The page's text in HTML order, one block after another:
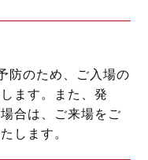
防のため、ご入場の
ます。また、発
合は、ご来場をご
します。